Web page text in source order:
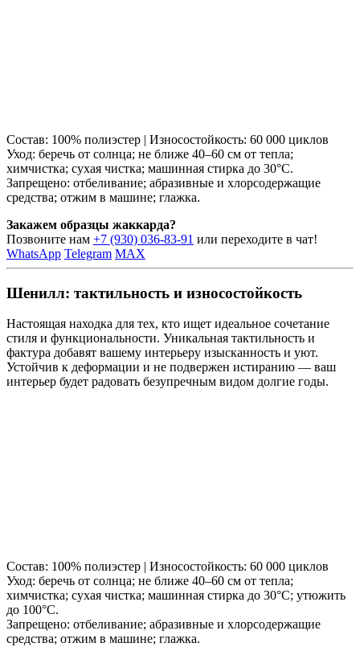
Состав: 100% полиэстер | Износостойкость: 60 000 циклов
Уход: беречь от солнца; не ближе 40–60 см от тепла;
химчистка; сухая чистка; машинная стирка до 30°C.
Запрещено: отбеливание; абразивные и хлорсодержащие
средства; отжим в машине; глажка.
Закажем образцы жаккарда?
Позвоните нам +7 (930) 036-83-91 или переходите в чат!
WhatsApp Telegram MAX
Шенилл: тактильность и износостойкость
Настоящая находка для тех, кто ищет идеальное сочетание
стиля и функциональности. Уникальная тактильность и
фактура добавят вашему интерьеру изысканность и уют.
Устойчив к деформации и не подвержен истиранию — ваш
интерьер будет радовать безупречным видом долгие годы.
Состав: 100% полиэстер | Износостойкость: 60 000 циклов
Уход: беречь от солнца; не ближе 40–60 см от тепла;
химчистка; сухая чистка; машинная стирка до 30°C; утюжить
до 100°C.
Запрещено: отбеливание; абразивные и хлорсодержащие
средства; отжим в машине; глажка.